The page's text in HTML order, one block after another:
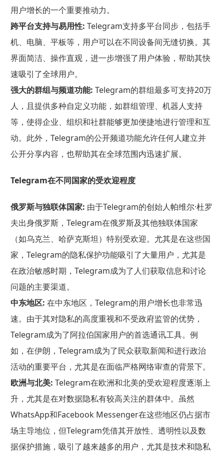
用户增长的一个重要推动力。
跨平台支持与易用性: Telegram支持多平台同步，包括手
机、电脑、平板等，用户可以在不同设备间无缝切换。其
界面简洁、操作直观，进一步增强了用户体验，帮助其快
速吸引了全球用户。
强大的群组与频道功能: Telegram的群组最多可支持20万
人，且提供多种自定义功能，如群组管理、机器人支持
等，使得企业、组织和社群能够更加便捷地进行管理和互
动。此外，Telegram的公开频道功能允许任何人建立并
公开分享内容，也帮助其在全球范围内迅速扩展。
Telegram在不同国家的受欢迎程度
俄罗斯与独联体国家: 由于Telegram的创始人帕维尔·杜罗
夫出身俄罗斯，Telegram在俄罗斯及其他独联体国家
（如乌克兰、哈萨克斯坦）特别受欢迎。尤其是在这些国
家，Telegram的隐私保护功能吸引了大量用户，尤其是
在政治敏感时期，Telegram成为了人们获取信息和讨论
问题的主要渠道。
中东地区: 在中东地区，Telegram的用户增长也非常迅
速。由于其对隐私的高度重视和不受政府监管的优势，
Telegram成为了阿拉伯国家用户的首选通讯工具。例
如，在伊朗，Telegram成为了民众获取新闻和进行政治
活动的重要平台，尤其是在面临严格网络审查的背景下。
欧洲与北美: Telegram在欧洲和北美的受欢迎程度逐渐上
升，尤其是在对数据隐私有较高关注的群体中。虽然
WhatsApp和Facebook Messenger在这些地区仍占据市
场主导地位，但Telegram凭借其开放性、透明性以及数
据保护措施，吸引了越来越多的用户，尤其是技术和隐私